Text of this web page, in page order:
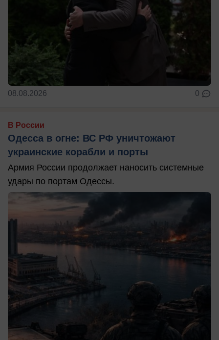
08.08.2026 0
В России
Одесса в огне: ВС РФ уничтожают
украинские корабли и порты
Армия России продолжает наносить системные
удары по портам Одессы.